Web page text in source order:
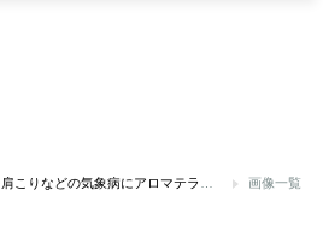
画像一覧